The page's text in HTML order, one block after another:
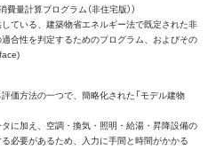
量計算プログラム（非住宅版））
ている、建築物省エネルギー法で既定された非
合性を判定するためのプログラム、およびその
価方法の一つで、簡略化された「モデル建物
に加え、空調・換気・照明・給湯・昇降設備の
必要があるため、入力に手間と時間がかかる